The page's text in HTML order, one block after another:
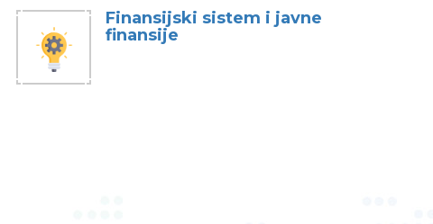
Finansijski sistem i javne
finansije